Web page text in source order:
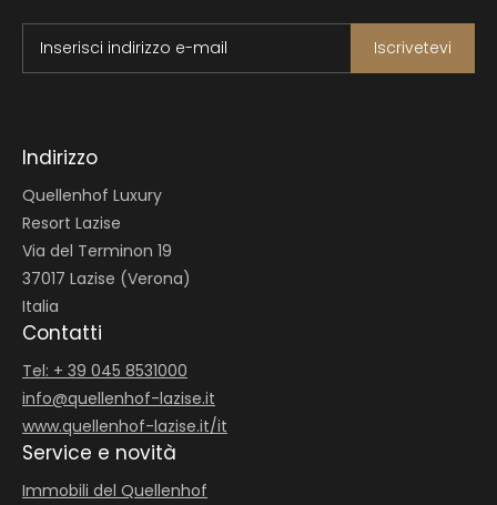
Inserisci indirizzo e-mail Iscrivetevi
Indirizzo
Quellenhof Luxury
Resort Lazise
Via del Terminon 19
37017 Lazise (Verona)
Italia
Contatti
Tel: + 39 045 8531000
info@quellenhof-lazise.it
www.quellenhof-lazise.it/it
Service e novità
Immobili del Quellenhof